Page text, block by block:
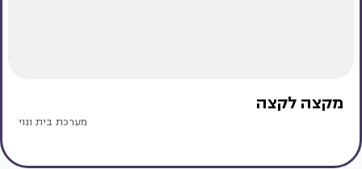
מקצה לקצה
מערכת בית ונוי